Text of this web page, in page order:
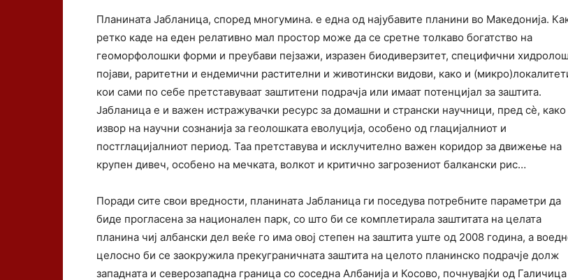
Планината Јабланица, според многумина. е една од најубавите планини во Македонија.
ретко каде на еден релативно мал простор може да се сретне толкаво богатство на
геоморфолошки форми и преубави пејзажи, изразен биодиверзитет, специфични
појави, раритетни и ендемични растителни и животински видови, како и
кои сами по себе претставуваат заштитени подрачја или имаат потенцијал за заштита.
Јабланица е и важен истражувачки ресурс за домашни и странски научници, пред сè, како
извор на научни сознанија за геолошката еволуција, особено од глацијалниот и
постглацијалниот период. Таа претставува и исклучително важен коридор за движење на
крупен дивеч, особено на мечката, волкот и критично загрозениот балкански рис…
Поради сите свои вредности, планината Јабланица ги поседува потребните параметри да
биде прогласена за национален парк, со што би се комплетирала заштитата на целата
планина чиј албански дел веќе го има овој степен на заштита уште од 2008 година, а
целосно би се заокружила прекуграничната заштита на целото планинско подрачје долж
западната и северозападна граница со соседна Албанија и Косово, почнувајќи од